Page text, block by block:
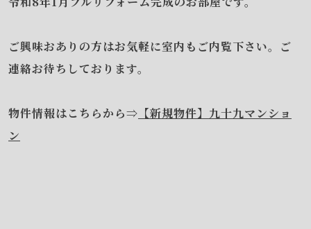
ご興味おありの方はお気軽に室内もご内覧下さい。ご
連絡お待ちしております。
物件情報はこちらから⇒ 【新規物件】九十九マンショ
ン